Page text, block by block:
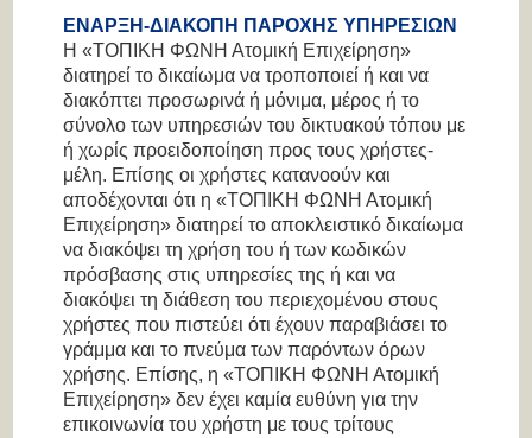
ΕΝΑΡΞΗ-ΔΙΑΚΟΠΗ ΠΑΡΟΧΗΣ ΥΠΗΡΕΣΙΩΝ
Η «ΤΟΠΙΚΗ ΦΩΝΗ Ατομική Επιχείρηση»
διατηρεί το δικαίωμα να τροποποιεί ή και να
διακόπτει προσωρινά ή μόνιμα, μέρος ή το
σύνολο των υπηρεσιών του δικτυακού τόπου με
ή χωρίς προειδοποίηση προς τους χρήστες-
μέλη. Επίσης οι χρήστες κατανοούν και
αποδέχονται ότι η «ΤΟΠΙΚΗ ΦΩΝΗ Ατομική
Επιχείρηση» διατηρεί το αποκλειστικό δικαίωμα
να διακόψει τη χρήση του ή των κωδικών
πρόσβασης στις υπηρεσίες της ή και να
διακόψει τη διάθεση του περιεχομένου στους
χρήστες που πιστεύει ότι έχουν παραβιάσει το
γράμμα και το πνεύμα των παρόντων όρων
χρήσης. Επίσης, η «ΤΟΠΙΚΗ ΦΩΝΗ Ατομική
Επιχείρηση» δεν έχει καμία ευθύνη για την
επικοινωνία του χρήστη με τους τρίτους